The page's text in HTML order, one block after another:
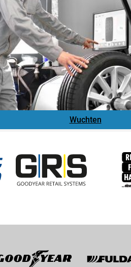
Wuchten